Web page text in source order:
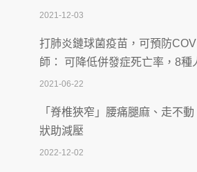
2026-07-06
【115年臺北市「防癌保衛戰：
刮」】 宣導
2026-07-02
【無菸城市】 宣導
2026-07-02
4連霸議員黃秋澤癌逝！食道癌
2021-12-03
打肺炎鏈球菌疫苗，可預防
師： 可降低併發症死亡率，8種
2021-06-22
「脊椎狹窄」腰痛腿麻、走不
狀助減壓
2022-12-02